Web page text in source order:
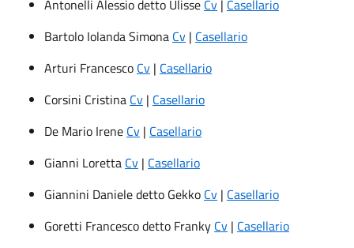
Antonelli Alessio detto Ulisse Cv | Casellario
Bartolo Iolanda Simona Cv | Casellario
Arturi Francesco Cv | Casellario
Corsini Cristina Cv | Casellario
De Mario Irene Cv | Casellario
Gianni Loretta Cv | Casellario
Giannini Daniele detto Gekko Cv | Casellario
Goretti Francesco detto Franky Cv | Casellario